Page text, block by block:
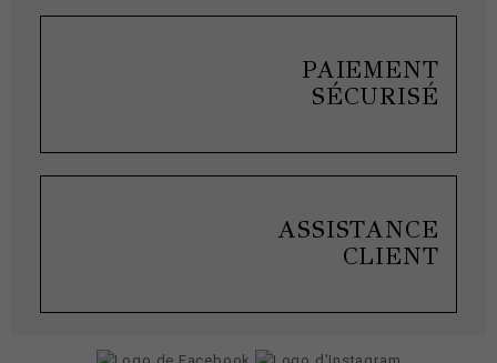
PAIEMENT
SÉCURISÉ
ASSISTANCE
CLIENT